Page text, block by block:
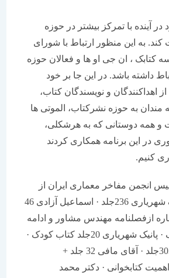
با تمرکز بیشتر در حوزه
این منظور ارتباط با شورای
، ان جی او ها و فعالان حوزه
باشد. در این جا بر خود
و نویسندگان کتاب،
به حوزه نشرکتاب، الموتی ها
دوستانی که به هرشکلی،
برنامه همکاری کردند
مفاخر معماری ایران از
دوستان آقای پانیک شهریاری 236جلد · اسماعیل آزادی 46
شماره ازفصلنامه مهندس مشاور و ادامه
آن به شکل اشتراک · پانیک شهریاری 20جلد کتاب کودک ·
شمس الدین رجبی30جلد · آقای مافی 32 جلد +
· دکتر محمد